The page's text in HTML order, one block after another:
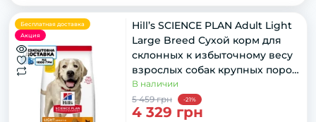
Бесплатная доставка
Акция
Hill’s SCIENCE PLAN Adult Light
Large Breed Сухой корм для
склонных к избыточному весу
взрослых собак крупных пород,
с курицей, 14 кг
В наличии
5 459 грн
-21%
4 329 грн